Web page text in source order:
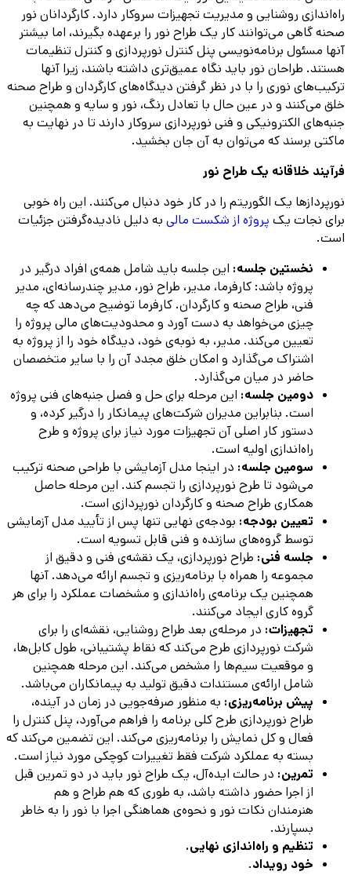
راه‌اندازی روشنایی و مدیریت تجهیزات سروکار دارد. کارگردانان نور
صحنه گاهی می‌توانند کار یک طراح نور را برعهده بگیرند، اما بیشتر
آنها مسئول برنامه‌نویسی پنل کنترل نورپردازی و کنترل تنظیمات
هستند. طراحان نور باید نگاه عمیق‌تری داشته باشند، زیرا آنها
ترکیب‌های نوری را با در نظر گرفتن دیدگاه‌های کارگردان و طراح صحنه
خلق می‌کنند و در عین حال با تعادل رنگ، نور و سایه و همچنین
جنبه‌های الکترونیکی و فنی نورپردازی سروکار دارند تا در نهایت به
ماکتی برسند که می‌توان به آن جان بخشید.
فرآیند خلاقانه یک طراح نور
نورپردازها یک الگوریتم را در کار خود دنبال می‌کنند. این راه خوبی
برای نجات یک پروژه از شکست مالی به دلیل نادیده‌گرفتن جزئیات
است.
نخستین جلسه: این جلسه باید شامل همه‌ی افراد درگیر در
پروژه باشد: کارفرما، مدیر، طراح نور، مدیر چندرسانه‌ای، مدیر
فنی، طراح صحنه و کارگردان. کارفرما توضیح می‌دهد که چه
چیزی می‌خواهد به دست آورد و محدودیت‌های مالی پروژه را
تعیین می‌کند. مدیر، به نوبه‌ی خود، دیدگاه خود را از پروژه به
اشتراک می‌گذارد و امکان خلق مجدد آن را با سایر متخصصان
حاضر در میان می‌گذارد.
دومین جلسه: این مرحله برای حل و فصل جنبه‌های فنی پروژه
است. بنابراین مدیران شرکت‌های پیمانکار را درگیر کرده، و
دستور کار اصلی آن تجهیزات مورد نیاز برای پروژه و طرح
راه‌اندازی اولیه است.
سومین جلسه: در اینجا مدل آزمایشی با طراحی صحنه ترکیب
می‌شود تا طرح نورپردازی را تجسم کند. این مرحله حاصل
همکاری طراح صحنه و کارگردان نورپردازی است.
تعیین بودجه: بودجه‌ی نهایی تنها پس از تأیید مدل آزمایشی
توسط گروه‌های سازنده و فنی قابل تسویه است.
جلسه فنی: طراح نورپردازی، یک نقشه‌ی فنی و دقیق از
مجموعه را همراه با برنامه‌ریزی و تجسم ارائه می‌دهد. آنها
همچنین یک برنامه‌ی راه‌اندازی و مشخصات عملکرد را برای هر
گروه کاری ایجاد می‌کنند.
تجهیزات: در مرحله‌ی بعد طراح روشنایی، نقشه‌ای را برای
شرکت نورپردازی طرح می‌کند که نقاط پشتیبانی، طول کابل‌ها،
و موقعیت سیم‌ها را مشخص می‌کند. این مرحله همچنین
شامل ارائه‌ی مستندات دقیق تولید به پیمانکاران می‌باشد.
پیش برنامه‌ریزی: به منظور صرفه‌جویی در زمان در آینده،
طراح نورپردازی طرح کلی برنامه را فراهم می‌آورد، پنل کنترل را
فعال و کل نمایش را برنامه‌ریزی می‌کند. این تضمین می‌کند که
بسته به عملکرد شرکت فقط تغییرات کوچکی مورد نیاز است.
تمرین: در حالت ایده‌آل، یک طراح نور باید در دو تمرین قبل
از اجرا حضور داشته باشد، به طوری که هم طراح و هم
هنرمندان نکات نور و نحوه‌ی هماهنگی اجرا با نور را به خاطر
بسپارند.
تنظیم و راه‌اندازی نهایی.
خود رویداد.